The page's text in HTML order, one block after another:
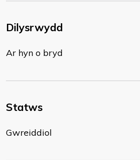
Dilysrwydd
Ar hyn o bryd
Statws
Gwreiddiol